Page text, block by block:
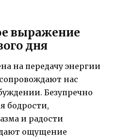
выражение
дня
на передачу энергии
нас
Безупречно
бодрости,
и радости
ощущение